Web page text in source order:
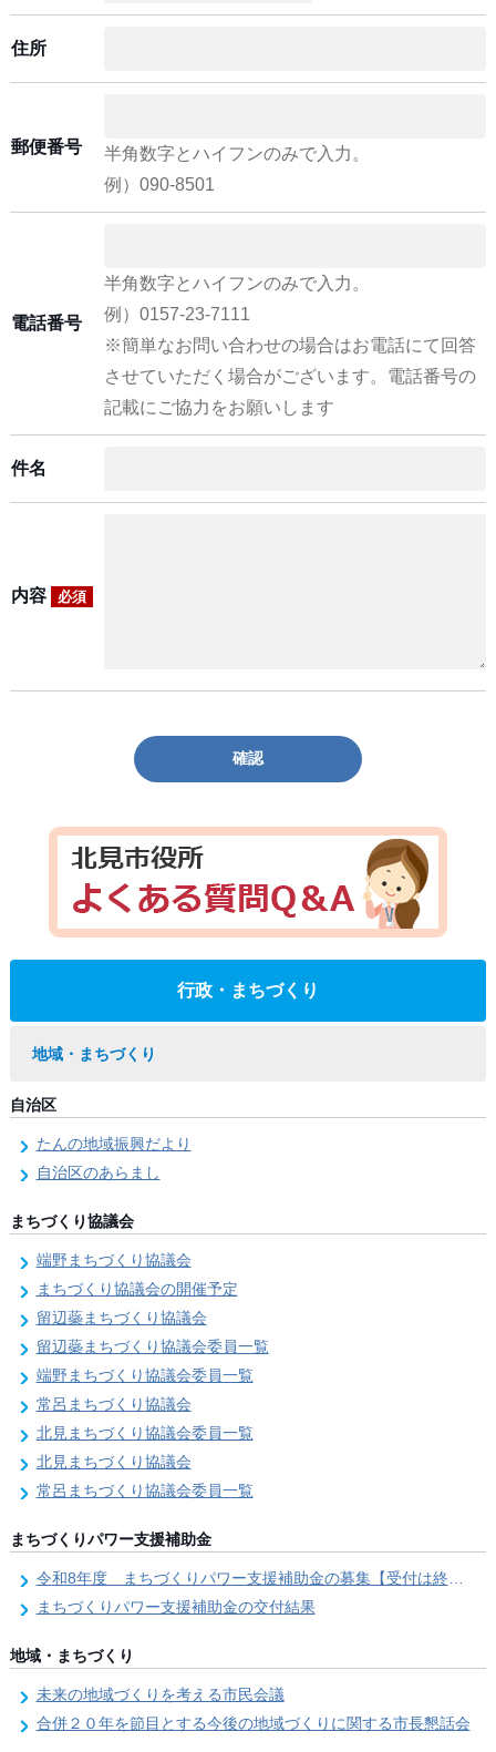
住所
郵便番号
半角数字とハイフンのみで入力。
例）090-8501
電話番号
半角数字とハイフンのみで入力。
例）0157-23-7111
※簡単なお問い合わせの場合はお電話にて回答
させていただく場合がございます。電話番号の
記載にご協力をお願いします
件名
内容 必須
確認
行政・まちづくり
地域・まちづくり
自治区
たんの地域振興だより
自治区のあらまし
まちづくり協議会
端野まちづくり協議会
まちづくり協議会の開催予定
留辺蘂まちづくり協議会
留辺蘂まちづくり協議会委員一覧
端野まちづくり協議会委員一覧
常呂まちづくり協議会
北見まちづくり協議会委員一覧
北見まちづくり協議会
常呂まちづくり協議会委員一覧
まちづくりパワー支援補助金
令和8年度 まちづくりパワー支援補助金の募集【受付は終了しました。】
まちづくりパワー支援補助金の交付結果
地域・まちづくり
未来の地域づくりを考える市民会議
合併２０年を節目とする今後の地域づくりに関する市長懇話会